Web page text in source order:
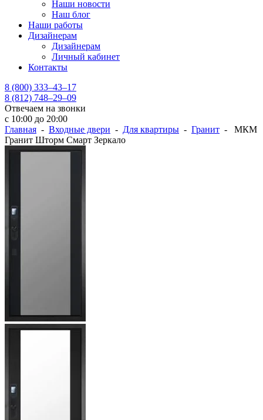
Наши новости
Наш блог
Наши работы
Дизайнерам
Дизайнерам
Личный кабинет
Контакты
8 (800) 333–43–17
8 (812) 748–29–09
Отвечаем на звонки
с 10:00 до 20:00
Главная - Входные двери - Для квартиры - Гранит - МКМ
Гранит Шторм Смарт Зеркало